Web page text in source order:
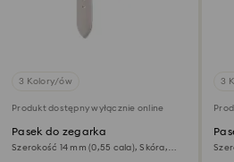
3 Kolory/ów
Produkt dostępny wyłącznie online
Pasek do zegarka
Szerokość 14 mm (0,55 cala), Skóra,
3